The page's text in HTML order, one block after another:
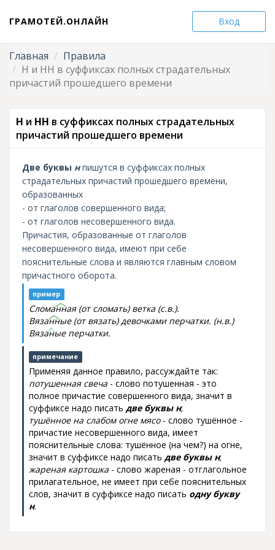
Вход
ГРАМОТЕЙ.ОНЛАЙН
Главная
Правила
Н и НН в суффиксах полных страдательных
причастий прошедшего времени
Н и НН в суффиксах полных страдательных
причастий прошедшего времени
Две буквы нпишутся в суффиксах полных
страдательных причастий прошедшего времени,
образованных
- от глаголов совершенного вида;
- от глаголов несовершенного вида.
Причастия, образованные от глаголов
несовершенного вида, имеют при себе
пояснительные слова и являются главным словом
причастного оборота.
пример
Сломанная (от сломать) ветка (с.в.).
Вязанные (от вязать) девочками перчатки. (н.в.)
Вязаные перчатки.
примечание
Применяя данное правило, рассуждайте так:
потушенная свеча - слово потушенная - это
полное причастие совершенного вида, значит в
суффиксе надо писать две буквы н;
тушённое на слабом огне мясо - слово тушённое -
причастие несовершенного вида, имеет
пояснительные слова: тушённое (на чем?) на огне,
значит в суффиксе надо писать две буквы н;
жареная картошка - слово жареная - отглагольное
прилагательное, не имеет при себе пояснительных
слов, значит в суффиксе надо писать одну букву
н.